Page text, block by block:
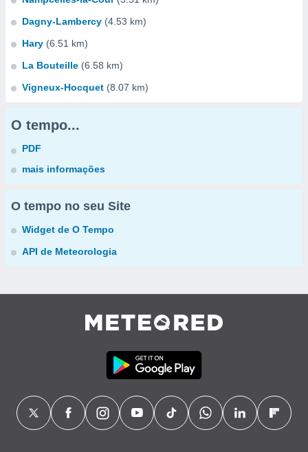
Dagny-Lambercy (4.53 km)
Hary (6.51 km)
La Bouteille (6.58 km)
Vigneux-Hocquet (8.07 km)
O tempo...
PDF
mais informações
O tempo no seu Site
Widget de O Tempo
API de Meteorologia